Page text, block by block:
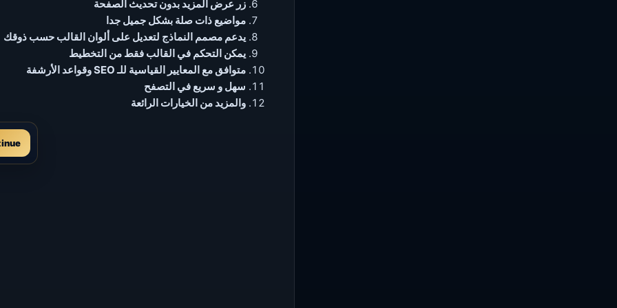
زر عرض المزيد بدون تحديث الصفحة
مواضيع ذات صلة بشكل جميل جدا
يدعم مصمم النماذج لتعديل على ألوان القالب حسب ذوقك
يمكن التحكم في القالب فقط من التخطيط
متوافق مع المعايير القياسية للـ SEO وقواعد الأرشفة
سهل و سريع في التصفح
والمزيد من الخيارات الرائعة